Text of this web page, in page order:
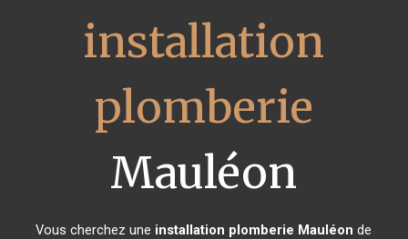
installation
plomberie
Mauléon
Vous cherchez une installation plomberie Mauléon de